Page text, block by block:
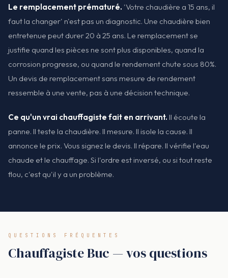
Le remplacement prématuré. 'Votre chaudière a 15 ans, il
faut la changer' n'est pas un diagnostic. Une chaudière bien
entretenue peut durer 20 à 25 ans. Le remplacement se
justifie quand les pièces ne sont plus disponibles, quand la
corrosion progresse, ou quand le rendement chute sous 80%.
Un devis de remplacement sans mesure de rendement
ressemble à une vente, pas à une décision technique.
Ce qu'un vrai chauffagiste fait en arrivant. Il écoute la
panne. Il teste la chaudière. Il mesure. Il isole la cause. Il
annonce le prix. Vous signez le devis. Il répare. Il vérifie l'eau
chaude et le chauffage. Si l'ordre est inversé, ou si tout reste
flou, c'est qu'il y a un problème.
QUESTIONS FRÉQUENTES
Chauffagiste Buc — vos questions